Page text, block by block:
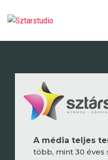
A média teljes
több, mint 30 éves